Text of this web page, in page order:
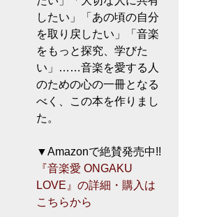
したい」「あの頃の自分
を取り戻したい」「音楽
をもっと探究、学びた
い」……音楽を愛する人
のための心の一冊となる
べく、この本を作りまし
た。
▼Amazonで絶賛発売中!!
『音楽愛 ONGAKU
LOVE』の詳細・購入は
こちらから